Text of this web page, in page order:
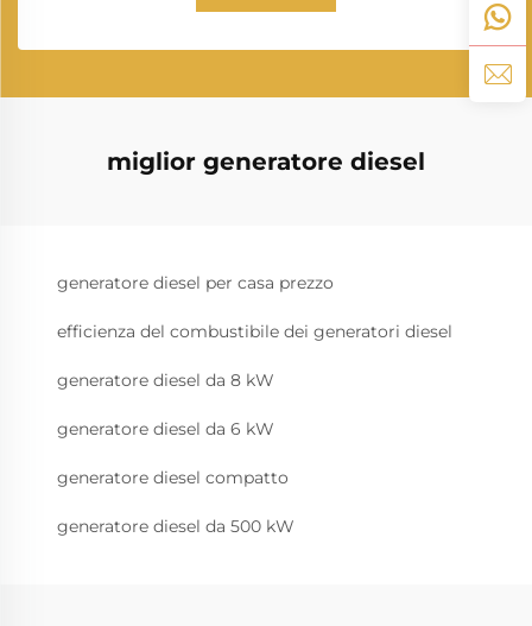
miglior generatore diesel
generatore diesel per casa prezzo
efficienza del combustibile dei generatori diesel
generatore diesel da 8 kW
generatore diesel da 6 kW
generatore diesel compatto
generatore diesel da 500 kW